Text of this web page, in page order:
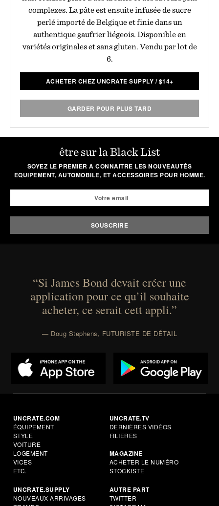
complexes. La pâte est ensuite infusée de sucre
perlé importé de Belgique et finie dans un
authentique gaufrier liégeois. Disponible en
variétés originales et sans gluten. Vendu par lot de
6.
ACHETER CHEZ UNCRATE SUPPLY /$14+
GARDER POUR PLUS TARD
être sur la Black List
SOYEZ LE PREMIER A CONNAITRE LES NOUVEAUTÉS
EQUIPEMENT, AUTOMOBILE, ET ACCESSOIRES POUR HOMME.
“Si James Bond devait créer une
application pour ce qu’il souhaite
acheter, ce serait cett appli.”
— Doug Stephens, FUTURISTE DE DÉTAIL
UNCRATE.COM
ÉQUIPEMENT
STYLE
VOITURE
LOGEMENT
VICES
ETC.
UNCRATE.TV
DERNIÈRES VIDÉOS
FILIÈRES
MAGAZINE
ACHETER LE NUMÉRO
STOCKISTE
UNCRATE.SUPPLY
NOUVEAUX ARRIVAGES
AUTRE PART
TWITTER